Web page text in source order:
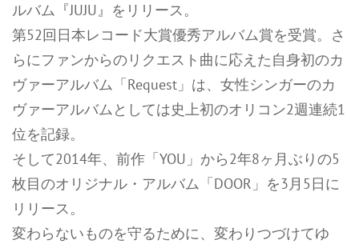
ルバム『JUJU』をリリース。
第52回日本レコード大賞優秀アルバム賞を受賞。さ
らにファンからのリクエスト曲に応えた自身初のカ
ヴァーアルバム「Request」は、女性シンガーのカ
ヴァーアルバムとしては史上初のオリコン2週連続1
位を記録。
そして2014年、前作「YOU」から2年8ヶ月ぶりの5
枚目のオリジナル・アルバム「DOOR」を3月5日に
リリース。
変わらないものを守るために、変わりつづけてゆ